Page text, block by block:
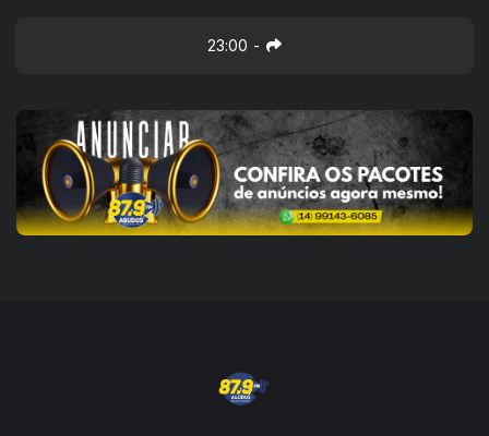
23:00 -